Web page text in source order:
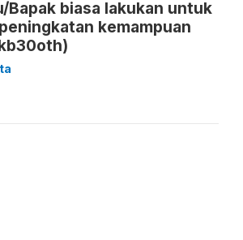
Bapak biasa lakukan untuk
kemampuan